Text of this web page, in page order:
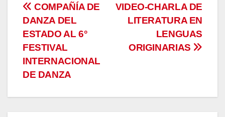
Navegación
de
entradas
VIDEO-CHARLA DE
LITERATURA EN
LENGUAS
ORIGINARIAS
COMPAÑÍA DE
DANZA DEL
ESTADO AL 6°
FESTIVAL
INTERNACIONAL
DE DANZA